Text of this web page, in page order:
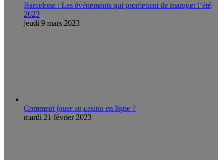
Barcelone : Les événements qui promettent de marquer l’été
2023
jeudi 9 mars 2023
Comment jouer au casino en ligne ?
mardi 21 février 2023